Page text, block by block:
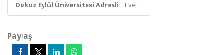
Dokuz Eylül Üniversitesi Adresli: Evet
Paylaş